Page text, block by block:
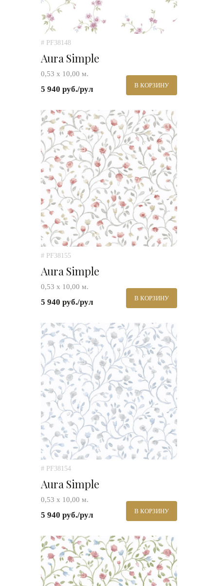
# PF38148
Aura Simple
0,53 х 10,00 м.
5 940 руб./рул В КОРЗИНУ
# PF38155
Aura Simple
0,53 х 10,00 м.
5 940 руб./рул В КОРЗИНУ
# PF38154
Aura Simple
0,53 х 10,00 м.
5 940 руб./рул В КОРЗИНУ